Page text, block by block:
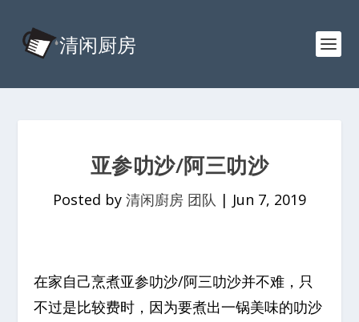
亚参叻沙/阿三叻沙
Posted by 清闲廚房 团队 | Jun 7, 2019
在家自己烹煮亚参叻沙/阿三叻沙并不难，只
不过是比较费时，因为要煮出一锅美味的叻沙